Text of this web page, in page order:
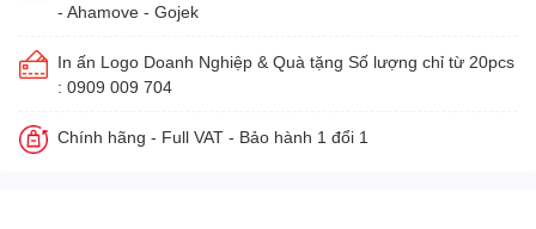
- Ahamove - Gojek
In ấn Logo Doanh Nghiệp & Quà tặng Số lượng chỉ từ 20pcs
: 0909 009 704
Chính hãng - Full VAT - Bảo hành 1 đổi 1